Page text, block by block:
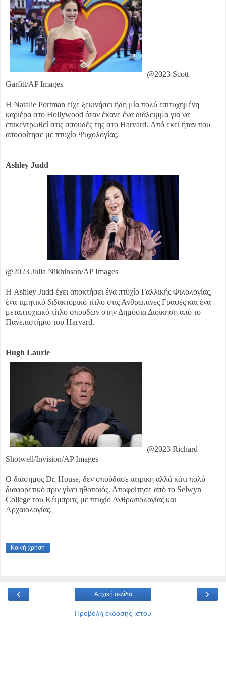
@2023 Scott
Garfitt/AP Images
Η Natalie Portman είχε ξεκινήσει ήδη μία πολύ επιτυχημένη
καριέρα στο Hollywood όταν έκανε ένα διάλειμμα για να
επικεντρωθεί στις σπουδές της στο Harvard. Από εκεί ήταν που
αποφοίτησε με πτυχίο Ψυχολογίας.
Ashley Judd
@2023 Julia Nikhinson/AP Images
Η Ashley Judd έχει αποκτήσει ένα πτυχίο Γαλλικής Φιλολογίας,
ένα τιμητικό διδακτορικό τίτλο στις Ανθρώπινες Γραφές και ένα
μεταπτυχιακό τίτλο σπουδών στην Δημόσια Διοίκηση από το
Πανεπιστήμιο του Harvard.
Hugh Laurie
@2023 Richard
Shotwell/Invision/AP Images
Ο διάσημος Dr. House, δεν σπούδασε ιατρική αλλά κάτι πολύ
διαφορετικό πριν γίνει ηθοποιός. Αποφοίτησε από το Selwyn
College του Κέιμπριτζ με πτυχίο Ανθρωπολογίας και
Αρχαιολογίας.
Κοινή χρήση
‹ ›
Αρχική σελίδα
Προβολή έκδοσης ιστού